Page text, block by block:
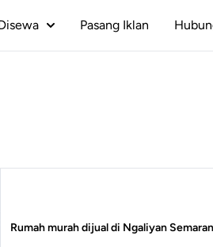
Pasang Iklan
Rumah murah dijual di Ngaliyan